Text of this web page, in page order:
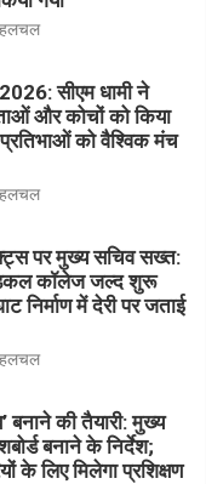
हलचल
सीएम धामी ने
और कोचों को किया
को वैश्विक मंच
हलचल
पर मुख्य सचिव सख्त:
कॉलेज जल्द शुरू
निर्माण में देरी पर जताई
हलचल
बनाने की तैयारी: मुख्य
बनाने के निर्देश;
के लिए मिलेगा प्रशिक्षण